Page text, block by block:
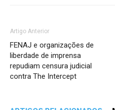
Artigo Anterior
FENAJ e organizações de
liberdade de imprensa
repudiam censura judicial
contra The Intercept